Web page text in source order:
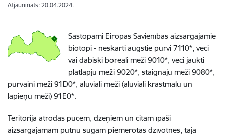
Atjaunināts: 20.04.2024.
Sastopami Eiropas Savienības aizsargājamie
biotopi - neskarti augstie purvi 7110*, veci
vai dabiski boreāli meži 9010*, veci jaukti
platlapju meži 9020*, staignāju meži 9080*,
purvaini meži 91D0*, aluviāli meži (aluviāli krastmalu un
lapieņu meži) 91E0*.
Teritorijā atrodas pūcēm, dzeņiem un citām īpaši
aizsargājamām putnu sugām piemērotas dzīvotnes, tajā